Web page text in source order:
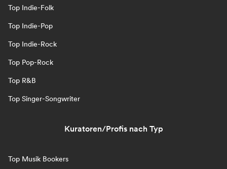
Top Indie-Folk
Top Indie-Pop
Top Indie-Rock
Top Pop-Rock
Top R&B
Top Singer-Songwriter
Kuratoren/Profis nach Typ
Top Musik Bookers